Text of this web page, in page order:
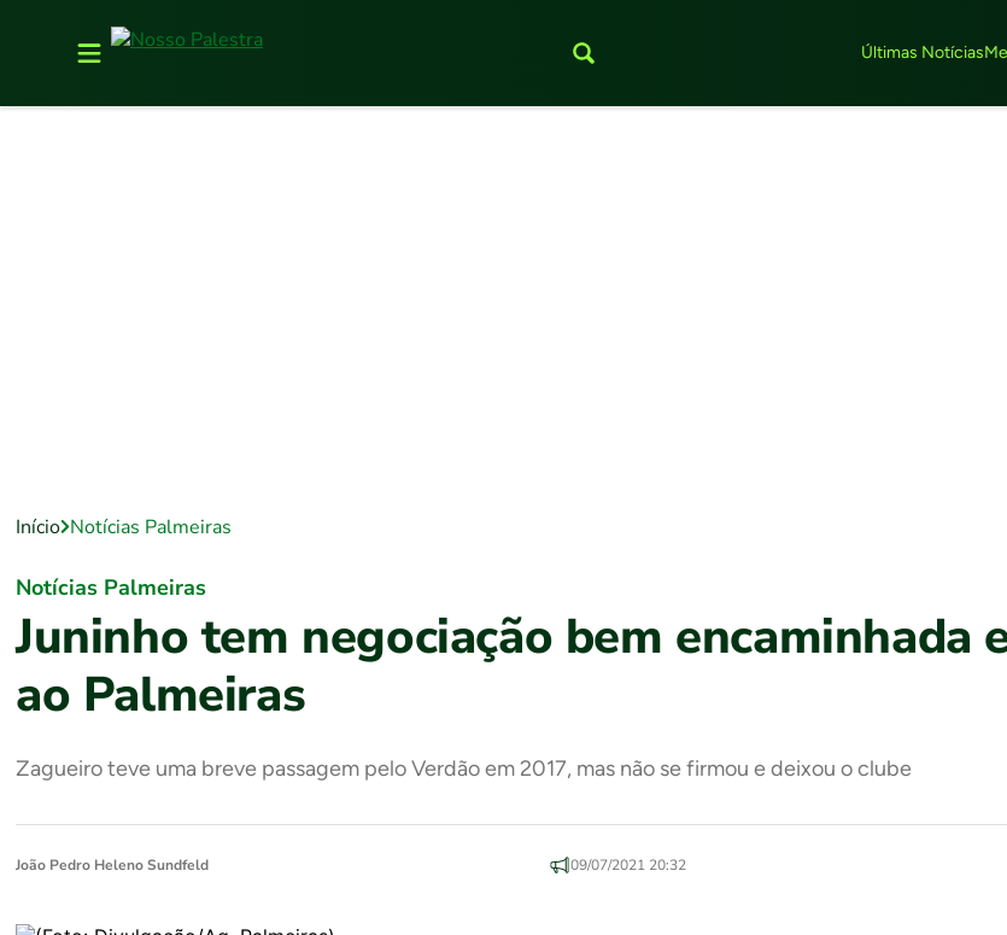
Últimas Notícias
Início Notícias Palmeiras
Notícias Palmeiras
Juninho tem negociação bem encaminhada
ao Palmeiras
Zagueiro teve uma breve passagem pelo Verdão em 2017, mas não se firmou e deixou o clube
João Pedro Heleno Sundfeld 09/07/2021 20:32